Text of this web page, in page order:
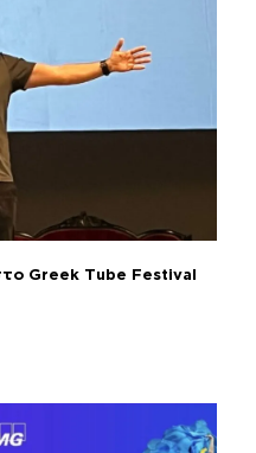
Greek Tube Festival